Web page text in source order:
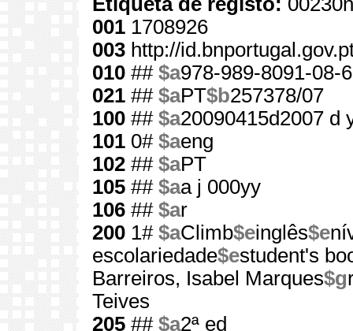
001 1708926
003 http://
010 ## $a978-989-8091-08-6
021 ## $aPT$b257378/07
100 ## $a20090415d2007 d
101 0# $aeng
102 ## $aPT
105 ## $aa j 000yy
106 ## $ar
200 1# $aClimb$einglês$e
escolariedade$estudent's
Barreiros, Isabel Marques$g
Teives
205 ## $a2ª ed